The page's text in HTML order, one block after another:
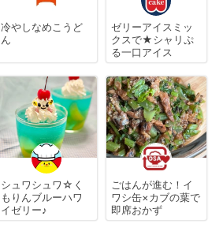
冷やしなめこうど
ん
ゼリーアイスミッ
クスで★シャリぷ
る一口アイス
シュワシュワ☆く
もりんブルーハワ
イゼリー♪
ごはんが進む！イ
ワシ缶×カブの葉で
即席おかず